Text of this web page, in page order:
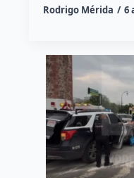
Rodrigo Mérida 6